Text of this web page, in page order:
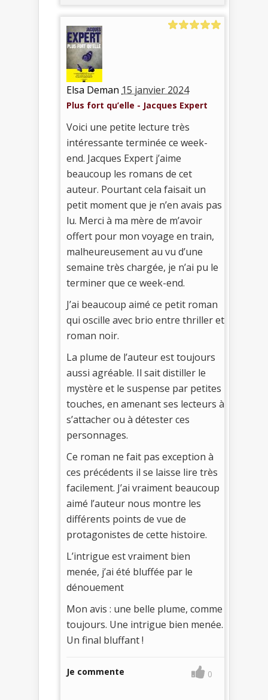
Elsa Deman 15 janvier 2024
Plus fort qu’elle - Jacques Expert
Voici une petite lecture très
intéressante terminée ce week-
end. Jacques Expert j’aime
beaucoup les romans de cet
auteur. Pourtant cela faisait un
petit moment que je n’en avais pas
lu. Merci à ma mère de m’avoir
offert pour mon voyage en train,
malheureusement au vu d’une
semaine très chargée, je n’ai pu le
terminer que ce week-end.
J’ai beaucoup aimé ce petit roman
qui oscille avec brio entre thriller et
roman noir.
La plume de l’auteur est toujours
aussi agréable. Il sait distiller le
mystère et le suspense par petites
touches, en amenant ses lecteurs à
s’attacher ou à détester ces
personnages.
Ce roman ne fait pas exception à
ces précédents il se laisse lire très
facilement. J’ai vraiment beaucoup
aimé l’auteur nous montre les
différents points de vue de
protagonistes de cette histoire.
L’intrigue est vraiment bien
menée, j’ai été bluffée par le
dénouement
Mon avis : une belle plume, comme
toujours. Une intrigue bien menée.
Un final bluffant !
Je commente 0